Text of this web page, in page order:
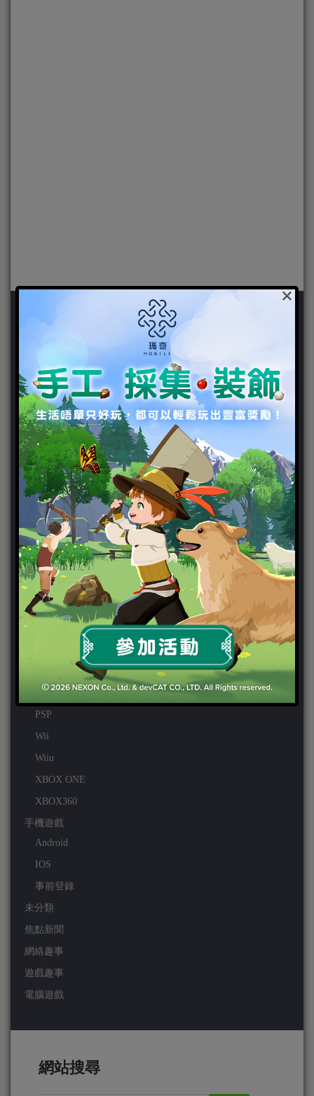
新聞分類
ChinaJoy 2018
Chinajoy2025
Cosplay 專區
TGS2019
VIPlayer
天堂2:革命 專區
天堂2:革命 攻略
天堂2:革命 新聞
好康活動
官方虛寶
家用遊戲
3DS
PS4
PSP
Wii
Wiiu
XBOX ONE
XBOX360
手機遊戲
Android
IOS
事前登錄
未分類
焦點新聞
網絡趣事
遊戲趣事
電腦遊戲
網站搜尋
×